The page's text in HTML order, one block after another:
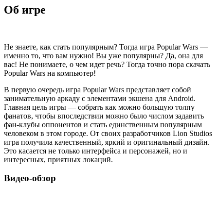
Об игре
Не знаете, как стать популярным? Тогда игра Popular Wars —
именно то, что вам нужно! Вы уже популярны? Да, она для
вас! Не понимаете, о чем идет речь? Тогда точно пора скачать
Popular Wars на компьютер!
В первую очередь игра Popular Wars представляет собой
занимательную аркаду с элементами экшена для Android.
Главная цель игры — собрать как можно большую толпу
фанатов, чтобы впоследствии можно было числом задавить
фан-клубы оппонентов и стать единственным популярным
человеком в этом городе. От своих разработчиков Lion Studios
игра получила качественный, яркий и оригинальный дизайн.
Это касается не только интерфейса и персонажей, но и
интересных, приятных локаций.
Видео-обзор